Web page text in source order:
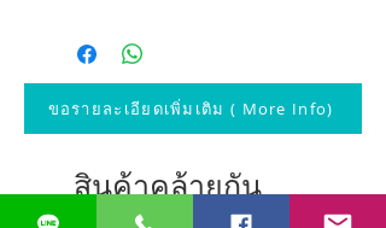
ขอรายละเอียดเพิ่มเติม ( More Info)
สินค้าคล้ายกัน